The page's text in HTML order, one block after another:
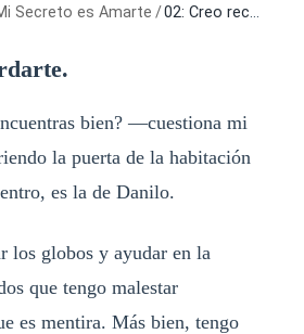
Secreto es Amarte /02: Creo recordarte.
bien? —cuestiona mi
la puerta de la habitación
es la de Danilo.
los globos y ayudar en la
que tengo malestar
es mentira. Más bien, tengo